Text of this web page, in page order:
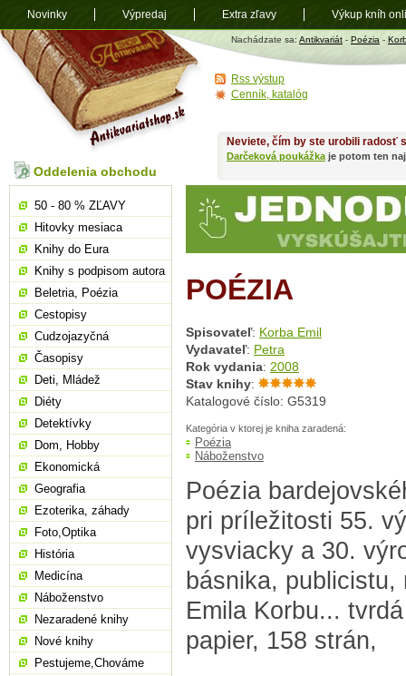
Antikvariát
shop.sk
Nachádzate sa: Antikvariát - Poézia -
POÉZIA
Spisovateľ: Korba Emil
Vydavateľ: Petra
Rok vydania: 2008
Stav knihy:
Katalogové číslo: G5319
Kategória v ktorej je kniha zaradená:
Poézia
Náboženstvo
Poézia
pri príležitosti 55.
vysviacky a 30.
básnika, publicistu,
Emila Korbu...
papier, 158 strán,
Neviete, čím by ste urobili radosť
Darčeková poukážka je potom ten
Oddelenia obchodu
50 - 80 % ZĽAVY
Hitovky mesiaca
Knihy do Eura
Knihy s podpisom autora
Beletria, Poézia
Cestopisy
Cudzojazyčná
Časopisy
Deti, Mládež
Diéty
Detektívky
Dom, Hobby
Ekonomická
Geografia
Ezoterika, záhady
Foto,Optika
História
Medicína
Náboženstvo
Nezaradené knihy
Nové knihy
Pestujeme,Chováme
Rss výstup
Cenník, katalóg
Novinky Výpredaj Extra zľavy Výkup kníh